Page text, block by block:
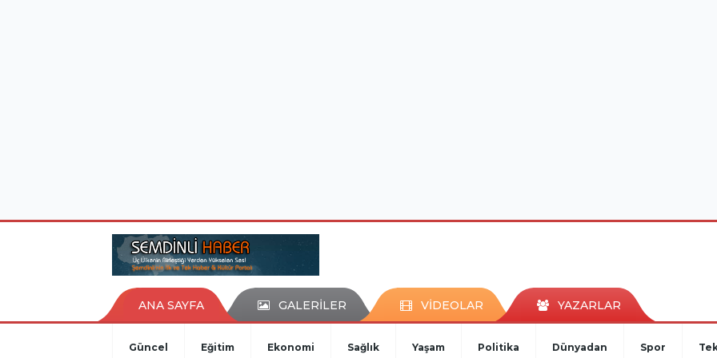
ANA SAYFA GALERİLER VİDEOLAR YAZARLAR
Güncel Eğitim Ekonomi Sağlık Yaşam Politika Dünyadan Spor